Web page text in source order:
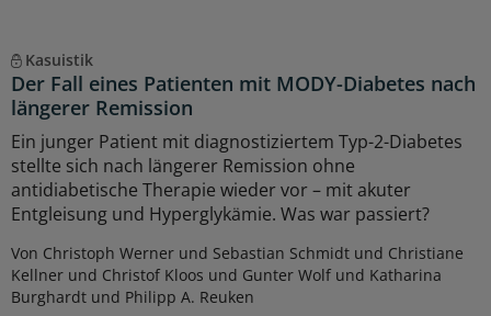
Kasuistik
Der Fall eines Patienten mit MODY-Diabetes nach
längerer Remission
Ein junger Patient mit diagnostiziertem Typ-2-Diabetes
stellte sich nach längerer Remission ohne
antidiabetische Therapie wieder vor – mit akuter
Entgleisung und Hyperglykämie. Was war passiert?
Von Christoph Werner und Sebastian Schmidt und Christiane
Kellner und Christof Kloos und Gunter Wolf und Katharina
Burghardt und Philipp A. Reuken